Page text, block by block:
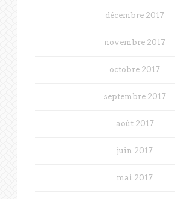
décembre 2017
novembre 2017
octobre 2017
septembre 2017
août 2017
juin 2017
mai 2017